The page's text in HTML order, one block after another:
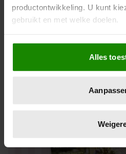
productontwikkeling. U kunt
gebruikt en met welke doelen.
Als u het toestaat, willen we
Informatie verzamelen
die tot een paar meter
op specifieke
verwerkt en stel uw voorkeuren
intrekken in de
Alles
Los